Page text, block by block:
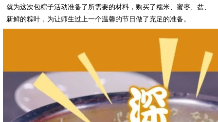
就为这次包粽子活动准备了所需要的材料，购买了糯米、蜜枣、盆、
新鲜的粽叶，为让师生过上一个温馨的节日做了充足的准备。